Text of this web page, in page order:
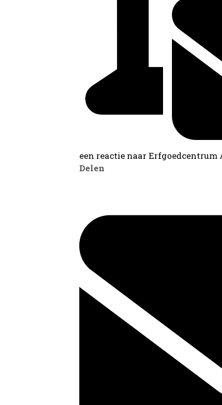
een reactie naar
Delen